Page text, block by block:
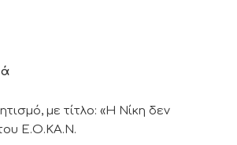
με τίτλο: «Η Νίκη δεν
Ε.Ο.ΚΑ.Ν.